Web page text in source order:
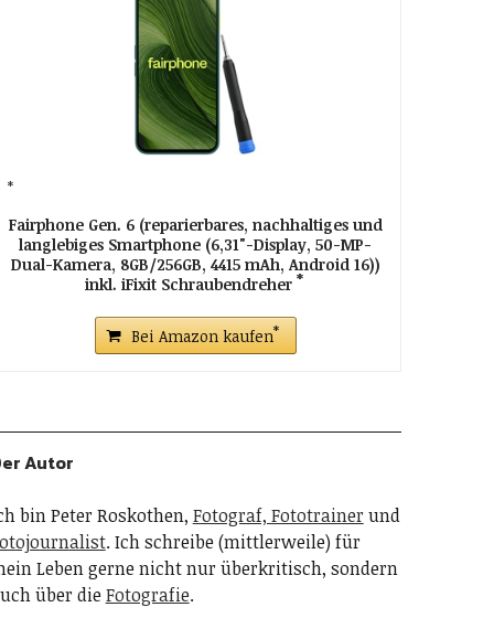
Fairphone Gen. 6 (reparierbares, nachhaltiges und
langlebiges Smartphone (6,31"-Display, 50-MP-
Dual-Kamera, 8GB/256GB, 4415 mAh, Android 16))
inkl. iFixit Schraubendreher
Bei Amazon kaufen
Autor
bin Peter Roskothen, Fotograf, Fototrainer und
. Ich schreibe (mittlerweile) für
Leben gerne nicht nur überkritisch, sondern
über dieFotografie.